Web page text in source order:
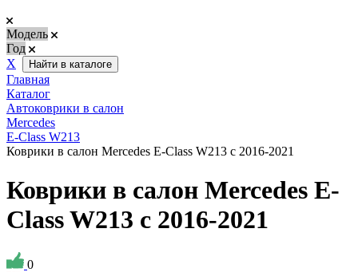
Модель
Год
Х
Найти в каталоге
Главная
Каталог
Автоковрики в салон
Mercedes
E-Class W213
Коврики в салон Mercedes E-Class W213 с 2016-2021
Коврики в салон Mercedes E-
Class W213 с 2016-2021
0